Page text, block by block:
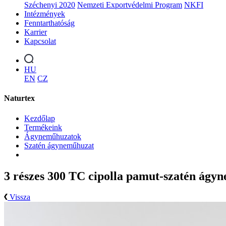
Széchenyi 2020 Nemzeti Exportvédelmi Program NKFI
Intézmények
Fenntarthatóság
Karrier
Kapcsolat
HU
EN CZ
Naturtex
Kezdőlap
Termékeink
Ágyneműhuzatok
Szatén ágyneműhuzat
3 részes 300 TC cipolla pamut-szatén
Vissza